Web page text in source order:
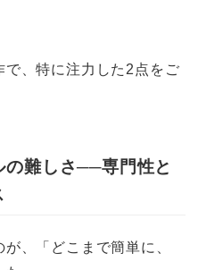
、特に注力した2点をご
の難しさ──専門性と
、「どこまで簡単に、